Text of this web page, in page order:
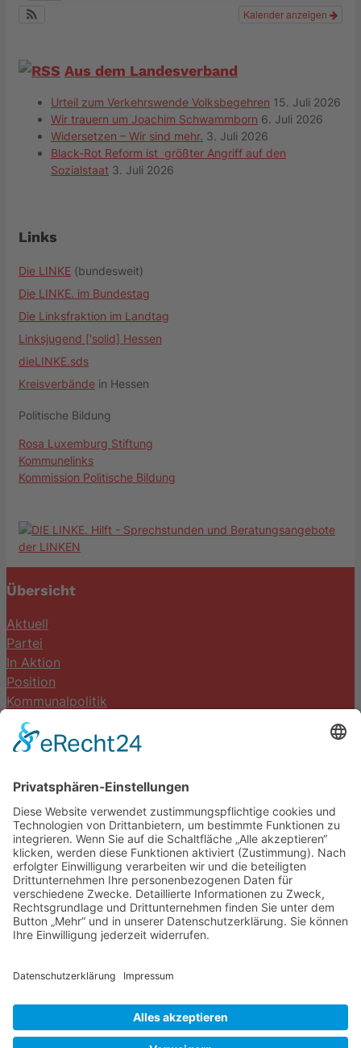
Kalender anzeigen
Aus dem Landesverband
Urteil zum Verkehrswende Volksbegehren 15. Juli 2026
Wir trauern um Joachim Schwammborn 6. Juli 2026
Widersetzen – Wir sind mehr. 3. Juli 2026
Black-Rot Reform ist größter Angriff auf den
Sozialstaat 3. Juli 2026
Links
Die LINKE (bundesweit)
Die LINKE. im Bundestag
Die Linksfraktion im Landtag
Linksjugend ['solid] Hessen
dieLINKE.sds
Kreisverbände in Hessen
Politische Bildung
Rosa Luxemburg Stiftung
Kommunelinks
Kommission Politische Bildung
Übersicht
Aktuell
Partei
In Aktion
Position
Kommunalpolitik
Termine
DIE LINKE. Schwalm-Eder
Steingasse 5
34613 Schwalmstadt
Tel.06691 8077899
info@die-linke-schwalm-eder.de
Gesetzliches
Impressum
Cookie-Einstellungen